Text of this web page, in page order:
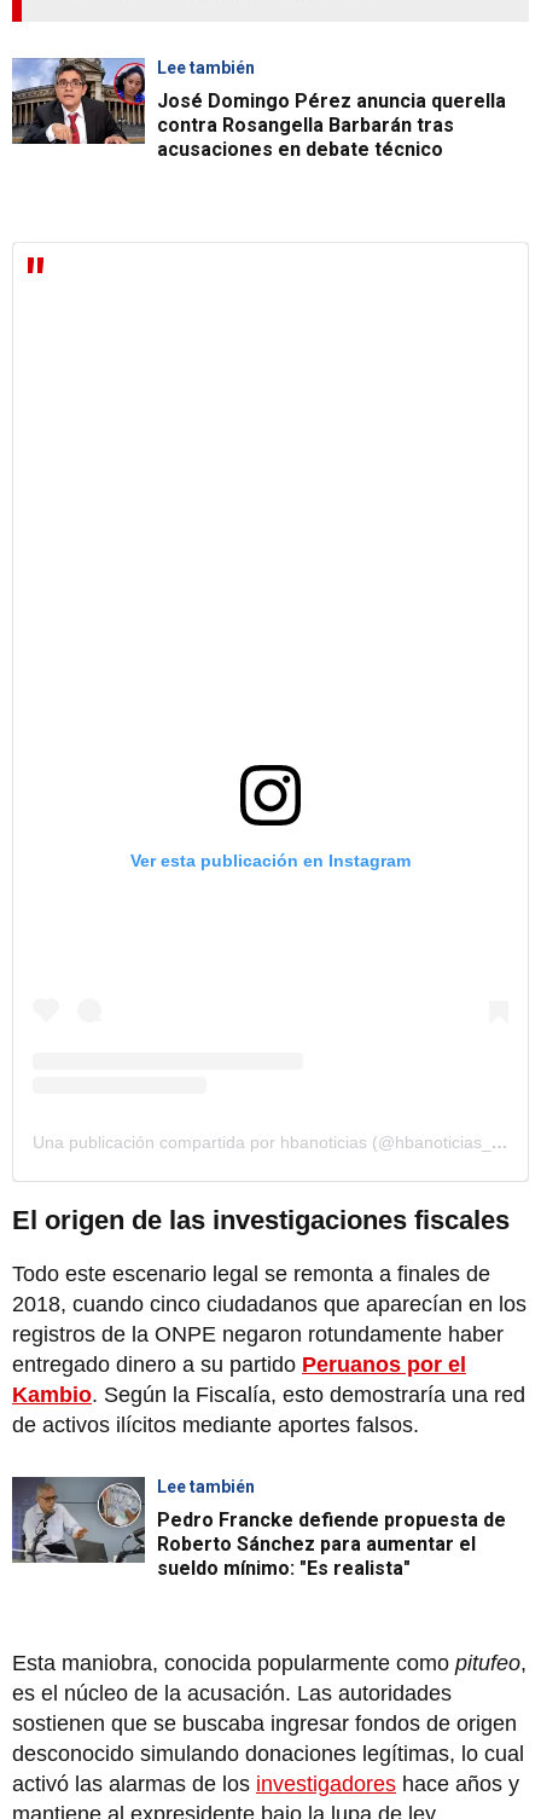
Lee también
José Domingo Pérez anuncia querella
contra Rosangella Barbarán tras
acusaciones en debate técnico
Ver esta publicación en Instagram
Una publicación compartida por hbanoticias (@hbanoticias_peru)
El origen de las investigaciones fiscales
Todo este escenario legal se remonta a finales de
2018, cuando cinco ciudadanos que aparecían en los
registros de la ONPE negaron rotundamente haber
entregado dinero a su partido Peruanos por el
Kambio. Según la Fiscalía, esto demostraría una red
de activos ilícitos mediante aportes falsos.
Lee también
Pedro Francke defiende propuesta de
Roberto Sánchez para aumentar el
sueldo mínimo: "Es realista"
Esta maniobra, conocida popularmente como pitufeo,
es el núcleo de la acusación. Las autoridades
sostienen que se buscaba ingresar fondos de origen
desconocido simulando donaciones legítimas, lo cual
activó las alarmas de los investigadores hace años y
mantiene al expresidente bajo la lupa de ley.